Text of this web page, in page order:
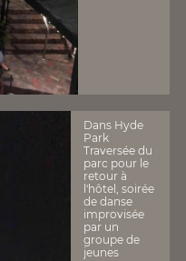
Dans Hyde
Park
Traversée du
parc pour le
retour à
l'hôtel, soirée
de danse
improvisée
par un
groupe de
jeunes